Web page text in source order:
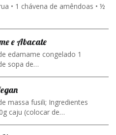
• 1 chávena de amêndoas • ½
e Abacate
edamame congelado 1
sopa de…
massa fusili; Ingredientes
caju (colocar de…